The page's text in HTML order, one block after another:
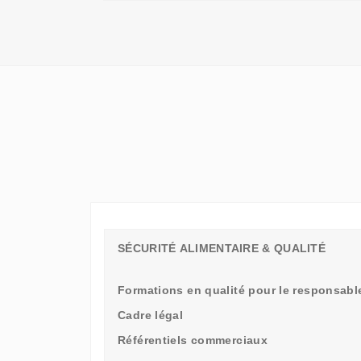
SÉCURITÉ ALIMENTAIRE & QUALITÉ
Formations en qualité pour le
Cadre légal
Référentiels commerciaux